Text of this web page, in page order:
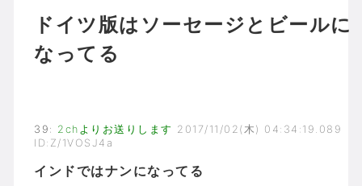
ドイツ版はソーセージとビールに
なってる
39 : 2chよりお送りします 2017/11/02(木) 04:34:19.089
ID:Z/1VOSJ4a
インドではナンになってる